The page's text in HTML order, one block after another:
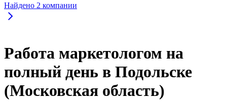
Найдено 2 компании
Работа маркетологом на
полный день в Подольске
(Московская область)